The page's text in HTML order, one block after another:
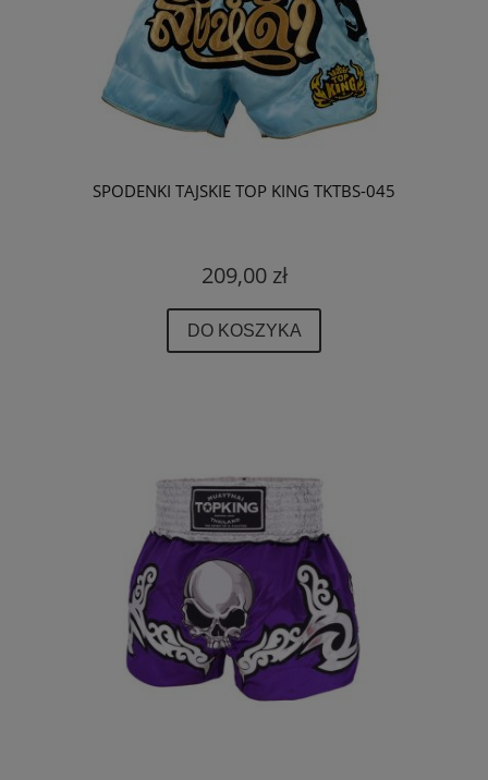
SPODENKI TAJSKIE TOP KING TKTBS-045
209,00 zł
DO KOSZYKA